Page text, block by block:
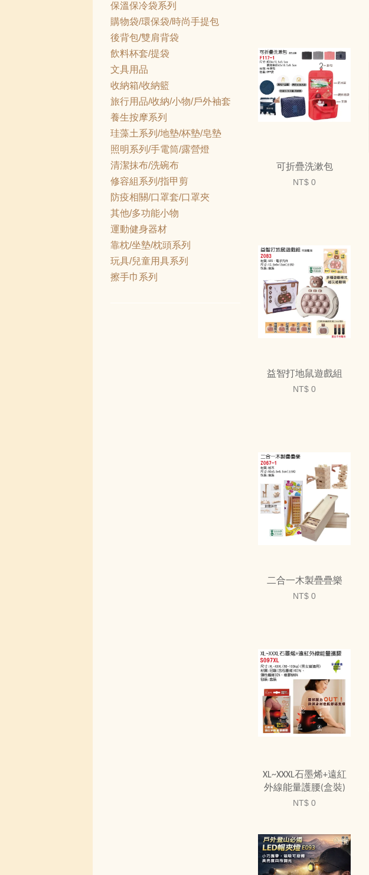
保溫保冷袋系列
購物袋/環保袋/時尚手提包
後背包/雙肩背袋
飲料杯套/提袋
文具用品
收納箱/收納籃
旅行用品/收納/小物/戶外袖套
養生按摩系列
珪藻土系列/地墊/杯墊/皂墊
照明系列/手電筒/露營燈
清潔抹布/洗碗布
修容組系列/指甲剪
防疫相關/口罩套/口罩夾
其他/多功能小物
運動健身器材
靠枕/坐墊/枕頭系列
玩具/兒童用具系列
擦手巾系列
可折疊洗漱包
NT$ 0
益智打地鼠遊戲組
NT$ 0
二合一木製疊疊樂
NT$ 0
XL~XXXL石墨烯+遠紅
外線能量護腰(盒裝)
NT$ 0